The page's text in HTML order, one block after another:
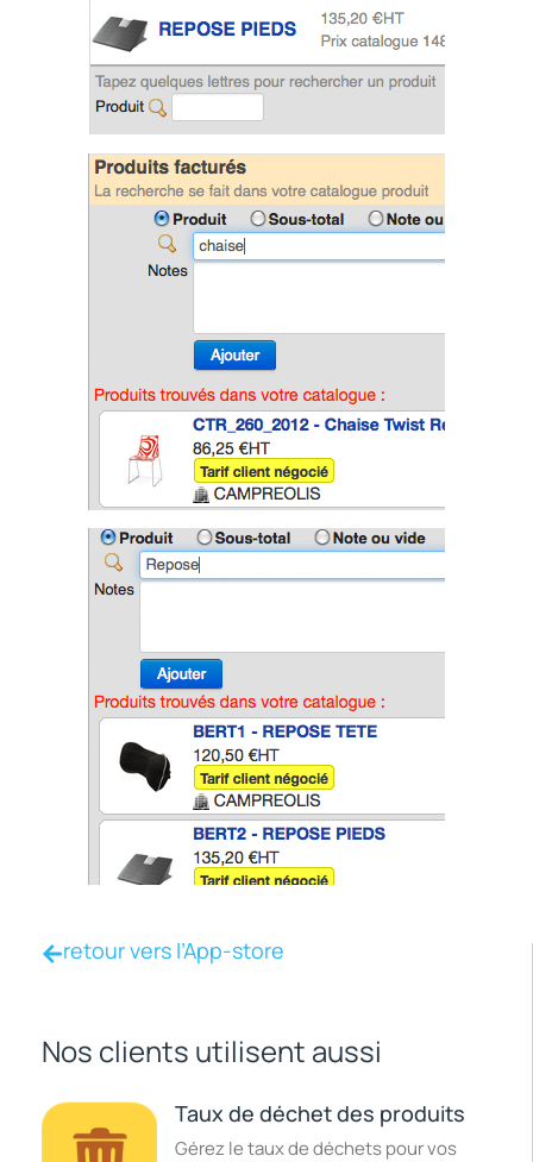
retour vers l’App-store
Nos clients utilisent aussi
Taux de déchet des produits
Gérez le taux de déchets pour vos